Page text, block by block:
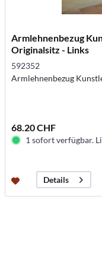
Armlehnenbezug
Originalsitz - Links
592352
Armlehnenbezug
68.20 CHF
1 sofort verfügbar.
Details